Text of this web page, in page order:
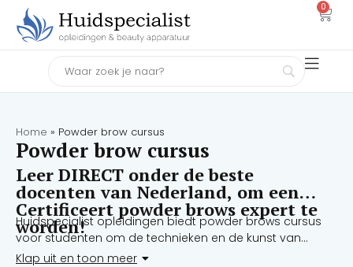
0
Home » Powder brow cursus
Powder brow cursus
Leer DIRECT onder de beste
docenten van Nederland, om een
Certificeert powder brows expert te
worden!
Huidspecialist opleidingen biedt powder brows cursus
voor studenten om de technieken en de kunst van
powder brows te oefenen met praktische ervaring.
Klap uit en toon meer